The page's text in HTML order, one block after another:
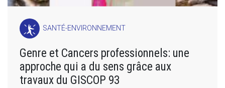
SANTÉ-ENVIRONNEMENT
Genre et Cancers professionnels: une
approche qui a du sens grâce aux
travaux du GISCOP 93